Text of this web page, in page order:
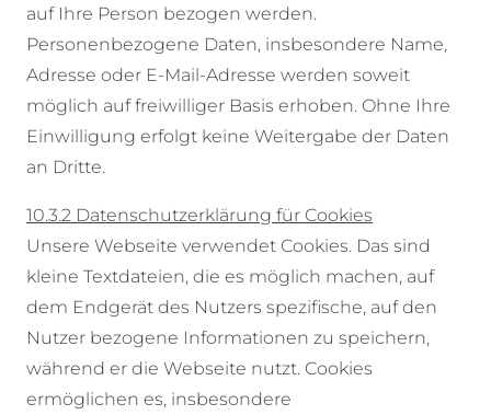
auf Ihre Person bezogen werden.
Personenbezogene Daten, insbesondere Name,
Adresse oder E-Mail-Adresse werden soweit
möglich auf freiwilliger Basis erhoben. Ohne Ihre
Einwilligung erfolgt keine Weitergabe der Daten
an Dritte.
10.3.2 Datenschutzerklärung für Cookies
Unsere Webseite verwendet Cookies. Das sind
kleine Textdateien, die es möglich machen, auf
dem Endgerät des Nutzers spezifische, auf den
Nutzer bezogene Informationen zu speichern,
während er die Webseite nutzt. Cookies
ermöglichen es, insbesondere